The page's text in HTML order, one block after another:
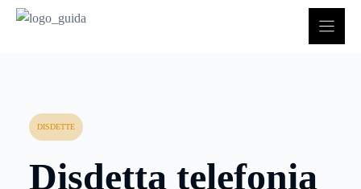
DISDETTE
Disdetta telefonia